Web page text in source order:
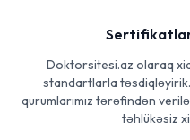
Doktorsitesi.az olaraq
standartlarla
qurumlarımız tərəfindən
təhlükəsiz